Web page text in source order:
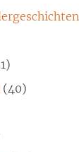
(40)